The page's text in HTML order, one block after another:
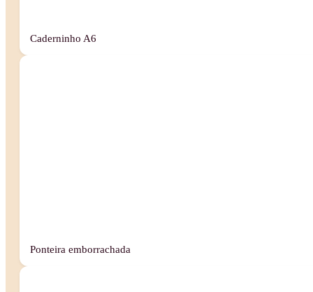
Caderninho A6
Ponteira emborrachada